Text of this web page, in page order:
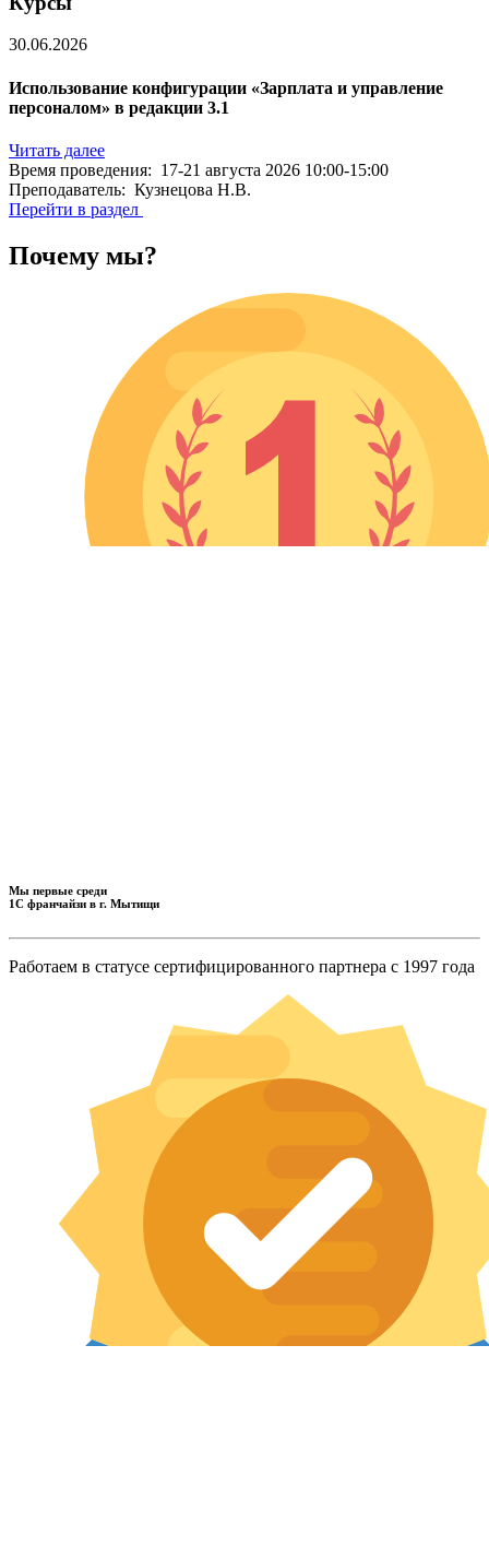
30.06.2026
Использование конфигурации «Зарплата и управление
персоналом» в редакции 3.1
Читать далее
Время проведения: 17-21 августа 2026 10:00-15:00
Преподаватель: Кузнецова Н.В.
Перейти в раздел
Почему мы?
Мы первые среди
1С франчайзи в г. Мытищи
Работаем в статусе сертифицированного партнера с 1997 года